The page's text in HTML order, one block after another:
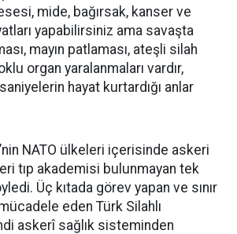
mide, bağırsak, kanser ve
yapabilirsiniz ama savaşta
mayın patlaması, ateşli silah
organ yaralanmaları vardır,
hayat kurtardığı anlar
NATO ülkeleri içerisinde askeri
tıp akademisi bulunmayan tek
Üç kıtada görev yapan ve sınır
eden Türk Silahlı
askerî sağlık sisteminden